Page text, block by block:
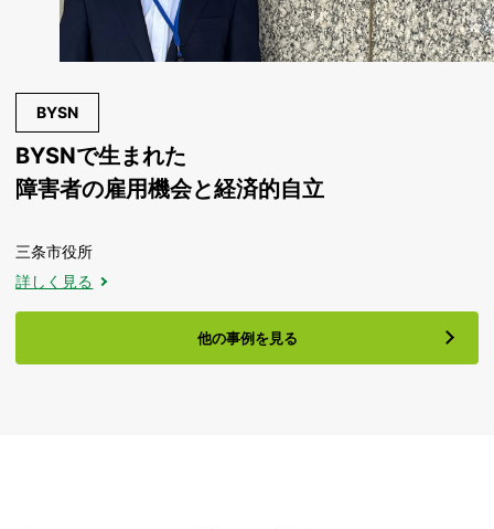
BYSN
BYSNで生まれた
障害者の雇用機会と経済的自立
三条市役所
詳しく見る
他の事例を見る